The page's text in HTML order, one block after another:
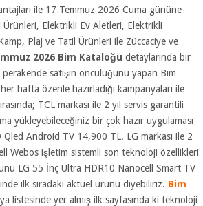
ile 17 Temmuz 2026 Cuma gününe
Elektrikli Ev Aletleri, Elektrikli
Plaj ve Tatil Ürünleri ile Züccaciye ve
2026 Bim Kataloğu detaylarında bir
satışın öncülüğünü yapan Bim
hafta özenle hazırladığı kampanyaları ile
TCL markası ile 2 yıl servis garantili
yükleyebileceğiniz bir çok hazır uygulaması
Android TV 14,900 TL. LG markası ile 2
Webos işletim sistemli son teknoloji özellikleri
LG 55 İnç Ultra HDR10 Nanocell Smart TV
ilk sıradaki aktüel ürünü diyebiliriz. Bim
listesinde yer almış ilk sayfasında ki teknoloji